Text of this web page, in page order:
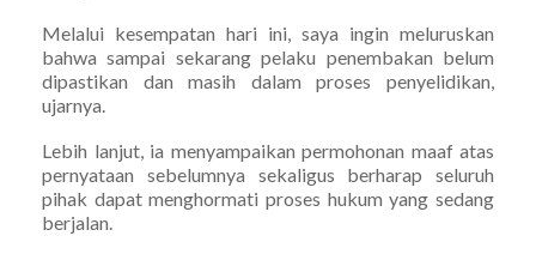
Melalui kesempatan hari ini, saya ingin meluruskan
bahwa sampai sekarang pelaku penembakan belum
dipastikan dan masih dalam proses penyelidikan,
ujarnya.
Lebih lanjut, ia menyampaikan permohonan maaf atas
pernyataan sebelumnya sekaligus berharap seluruh
pihak dapat menghormati proses hukum yang sedang
berjalan.